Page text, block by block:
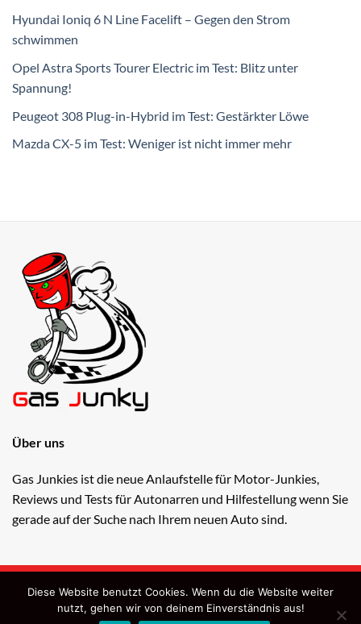
Hyundai Ioniq 6 N Line Facelift – Gegen den Strom
schwimmen
Opel Astra Sports Tourer Electric im Test: Blitz unter
Spannung!
Peugeot 308 Plug-in-Hybrid im Test: Gestärkter Löwe
Mazda CX-5 im Test: Weniger ist nicht immer mehr
Über uns
Gas Junkies ist die neue Anlaufstelle für Motor-Junkies,
Reviews und Tests für Autonarren und Hilfestellung wenn Sie
gerade auf der Suche nach Ihrem neuen Auto sind.
Copyright 2026 ©Gas Junkies
Webdesign: OndiSolutions e.U.
Diese Website benutzt Cookies. Wenn du die Website weiter
nutzt, gehen wir von deinem Einverständnis aus!